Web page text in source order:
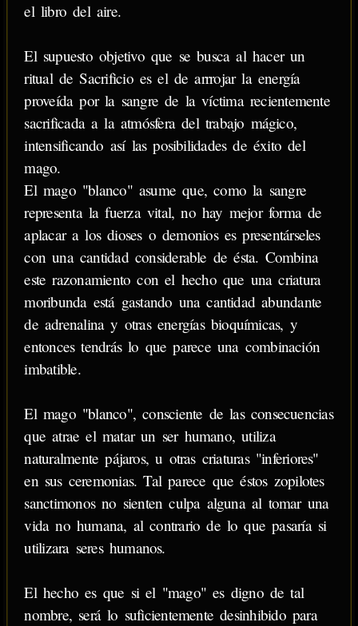
el libro del aire.
El supuesto objetivo que se busca al hacer un
ritual de Sacrificio es el de arrrojar la energía
proveída por la sangre de la víctima recientemente
sacrificada a la atmósfera del trabajo mágico,
intensificando así las posibilidades de éxito del
mago.
El mago "blanco" asume que, como la sangre
representa la fuerza vital, no hay mejor forma de
aplacar a los dioses o demonios es presentárseles
con una cantidad considerable de ésta. Combina
este razonamiento con el hecho que una criatura
moribunda está gastando una cantidad abundante
de adrenalina y otras energías bioquímicas, y
entonces tendrás lo que parece una combinación
imbatible.
El mago "blanco", consciente de las consecuencias
que atrae el matar un ser humano, utiliza
naturalmente pájaros, u otras criaturas "inferiores"
en sus ceremonias. Tal parece que éstos zopilotes
sanctimonos no sienten culpa alguna al tomar una
vida no humana, al contrario de lo que pasaría si
utilizara seres humanos.
El hecho es que si el "mago" es digno de tal
nombre, será lo suficientemente desinhibido para